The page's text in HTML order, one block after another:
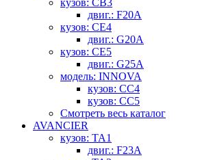
кузов: CB3
двиг.: F20A
кузов: CE4
двиг.: G20A
кузов: CE5
двиг.: G25A
модель: INNOVA
кузов: CC4
кузов: CC5
Смотреть весь каталог
AVANCIER
кузов: TA1
двиг.: F23A